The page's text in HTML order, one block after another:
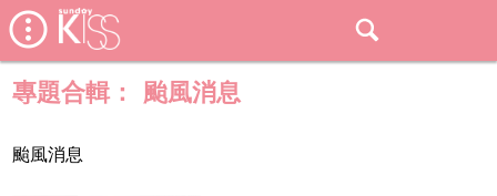
專題合輯： 颱風消息
颱風消息